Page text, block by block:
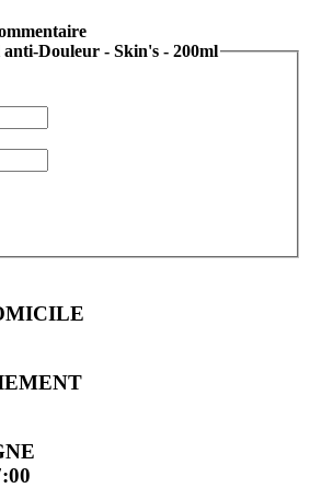
anti-Douleur - Skin's - 200ml